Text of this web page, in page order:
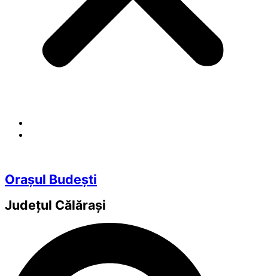
Orașul Budești
Județul Călărași